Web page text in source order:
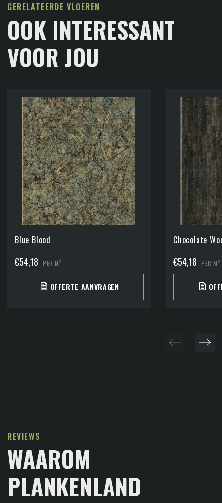
GERELATEERDE VLOEREN
OOK INTERESSANT
VOOR JOU
Blue Blood
€54,18 PER M2
OFFERTE AANVRAGEN
Chocolate
€54,18 PER M2
REVIEWS
WAAROM
PLANKENLAND